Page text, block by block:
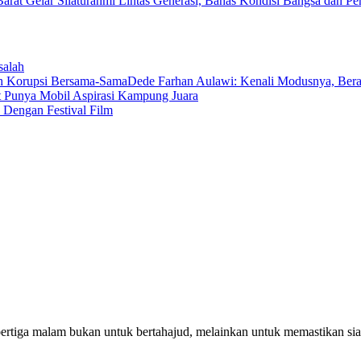
Dede Farhan Aulawi: Kenali Modusnya,
Punya Mobil Aspirasi Kampung Juara
Festival Film
malam bukan untuk bertahajud, melainkan untuk memastikan